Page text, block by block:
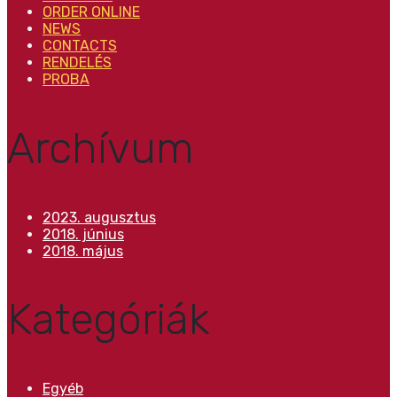
ORDER ONLINE
NEWS
CONTACTS
RENDELÉS
PROBA
Archívum
2023. augusztus
2018. június
2018. május
Kategóriák
Egyéb